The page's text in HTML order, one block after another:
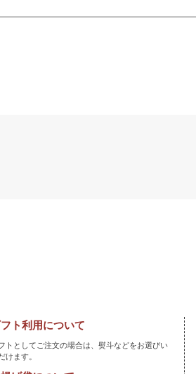
ト利用について
トとしてご注文の場合は、熨斗などをお選びい
けます。